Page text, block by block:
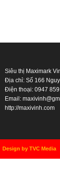
Siêu thị Maximark
Địa chỉ: Số 166
Điện thoại: 0947
Email:
http://maxivinh.com
Design by TVC Media